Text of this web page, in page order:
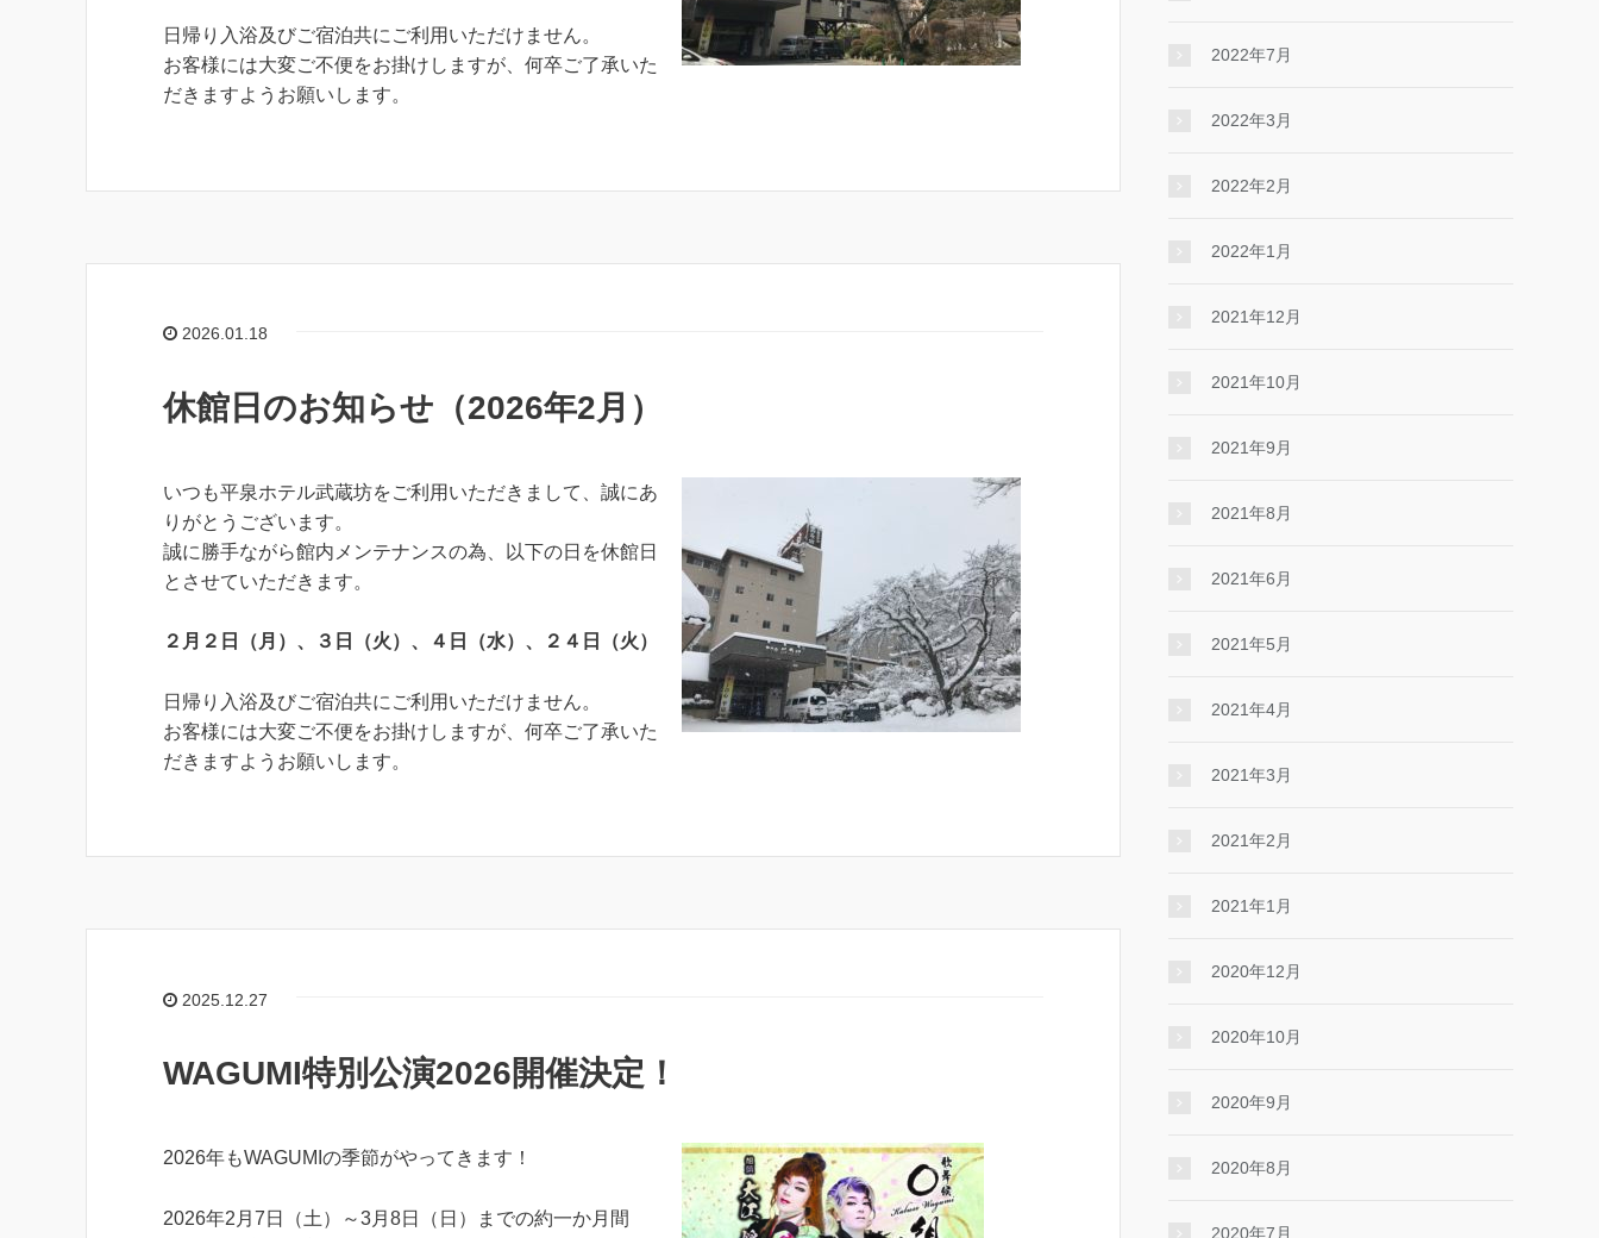
日帰り入浴及びご宿泊共にご利用いただけません。
お客様には大変ご不便をお掛けしますが、何卒ご了承いた
だきますようお願いします。
2026.01.18
休館日のお知らせ（2026年2月）
いつも平泉ホテル武蔵坊をご利用いただきまして、誠にあ
りがとうございます。
誠に勝手ながら館内メンテナンスの為、以下の日を休館日
とさせていただきます。
２月２日（月）、３日（火）、４日（水）、２４日（火）
日帰り入浴及びご宿泊共にご利用いただけません。
お客様には大変ご不便をお掛けしますが、何卒ご了承いた
だきますようお願いします。
2025.12.27
WAGUMI特別公演2026開催決定！
2026年もWAGUMIの季節がやってきます！
2026年2月7日（土）～3月8日（日）までの約一か月間
2022年7月
2022年3月
2022年2月
2022年1月
2021年12月
2021年10月
2021年9月
2021年8月
2021年6月
2021年5月
2021年4月
2021年3月
2021年2月
2021年1月
2020年12月
2020年10月
2020年9月
2020年8月
2020年7月